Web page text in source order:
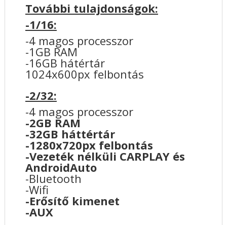
További tulajdonságok:
-1/16:
-4 magos processzor
-1GB RAM
-16GB hátértár
1024x600px felbontás
-2/32:
-4 magos processzor
-2GB RAM
-32GB háttértár
-1280x720px felbontás
-Vezeték nélküli CARPLAY és
AndroidAuto
-Bluetooth
-Wifi
-Erősítő kimenet
-AUX